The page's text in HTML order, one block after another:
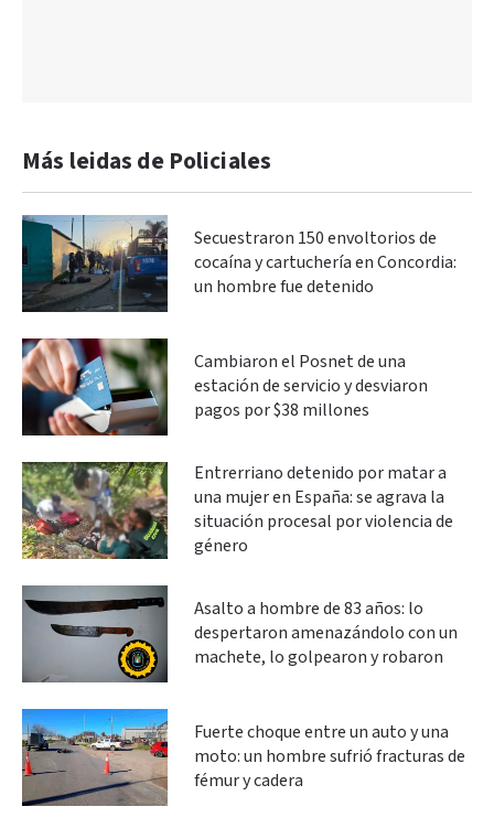
Más leidas de Policiales
Secuestraron 150 envoltorios de
cocaína y cartuchería en Concordia:
un hombre fue detenido
Cambiaron el Posnet de una
estación de servicio y desviaron
pagos por $38 millones
Entrerriano detenido por matar a
una mujer en España: se agrava la
situación procesal por violencia de
género
Asalto a hombre de 83 años: lo
despertaron amenazándolo con un
machete, lo golpearon y robaron
Fuerte choque entre un auto y una
moto: un hombre sufrió fracturas de
fémur y cadera